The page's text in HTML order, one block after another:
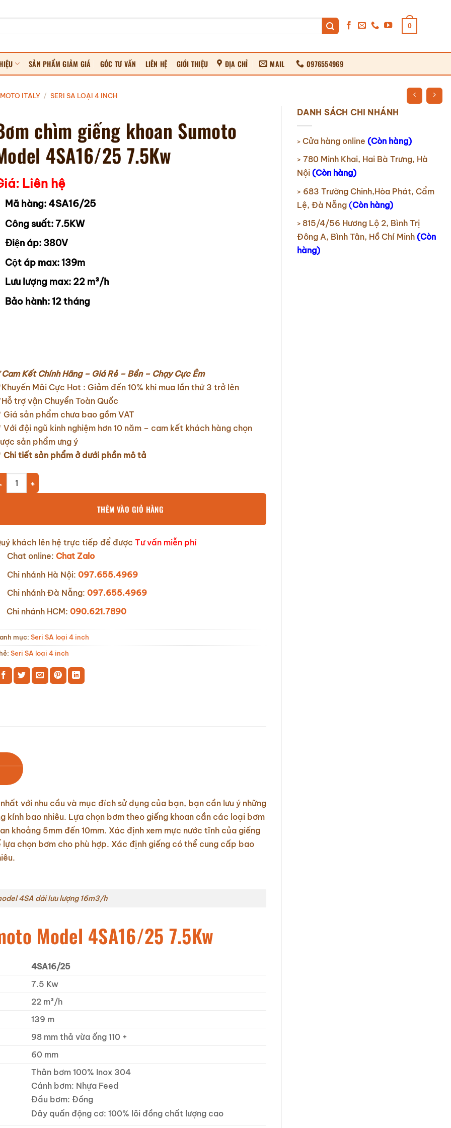
0
SẢN PHẨM GIẢM GIÁ GÓC TƯ VẤN LIÊN HỆ GIỚI THIỆU ĐỊA CHỈ MAIL 0976554969
ITALY / SERI SA LOẠI 4 INCH
DANH SÁCH CHI NHÁNH
> Cửa hàng online (Còn hàng)
> 780 Minh Khai, Hai Bà Trưng, Hà
Nội (Còn hàng)
> 683 Trường Chinh,Hòa Phát, Cẩm
Lệ, Đà Nẵng (Còn hàng)
> 815/4/56 Hương Lộ 2, Bình Trị
Đông A, Bình Tân, Hồ Chí Minh (Còn
hàng)
chìm giếng khoan Sumoto
4SA16/25 7.5Kw
Liên hệ
Mã hàng: 4SA16/25
Công suất: 7.5KW
Điện áp: 380V
Cột áp max: 139m
Lưu lượng max: 22 m³/h
Bảo hành: 12 tháng
Cam Kết Chính Hãng – Giá Rẻ – Bền – Chạy Cực Êm
Mãi Cực Hot : Giảm đến 10% khi mua lần thứ 3 trở lên
trợ vận Chuyển Toàn Quốc
Giá sản phẩm chưa bao gồm VAT
Với đội ngũ kinh nghiệm hơn 10 năm – cam kết khách hàng chọn
sản phẩm ưng ý
Chi tiết sản phẩm ở dưới phần mô tả
chìm giếng khoan Sumoto Model 4SA16/25 7.5Kw số lượng
THÊM VÀO GIỎ HÀNG
khách lên hệ trực tiếp để đượcTư vấn miễn phí
Chat online: Chat Zalo
Chi nhánh Hà Nội: 097.655.4969
Chi nhánh Đà Nẵng: 097.655.4969
Chi nhánh HCM: 090.621.7890
mục:Seri SA loại 4 inch
Seri SA loại 4 inch
với nhu cầu và mục đích sử dụng của bạn, bạn cần lưu ý những
kính bao nhiêu. Lựa chọn bơm theo giếng khoan cần các loại bơm
khoảng 5mm đến 10mm. Xác định xem mực nước tĩnh của giếng
chọn bơm cho phù hợp. Xác định giếng có thể cung cấp bao
4SA dải lưu lượng 16m3/h
Model 4SA16/25 7.5Kw
4SA16/25
7.5 Kw
22 m³/h
139 m
98 mm thả vừa ống 110 +
60 mm
Thân bơm 100% Inox 304
Cánh bơm: Nhựa Feed
Đầu bơm: Đồng
Dây quấn động cơ: 100% lõi đồng chất lượng cao